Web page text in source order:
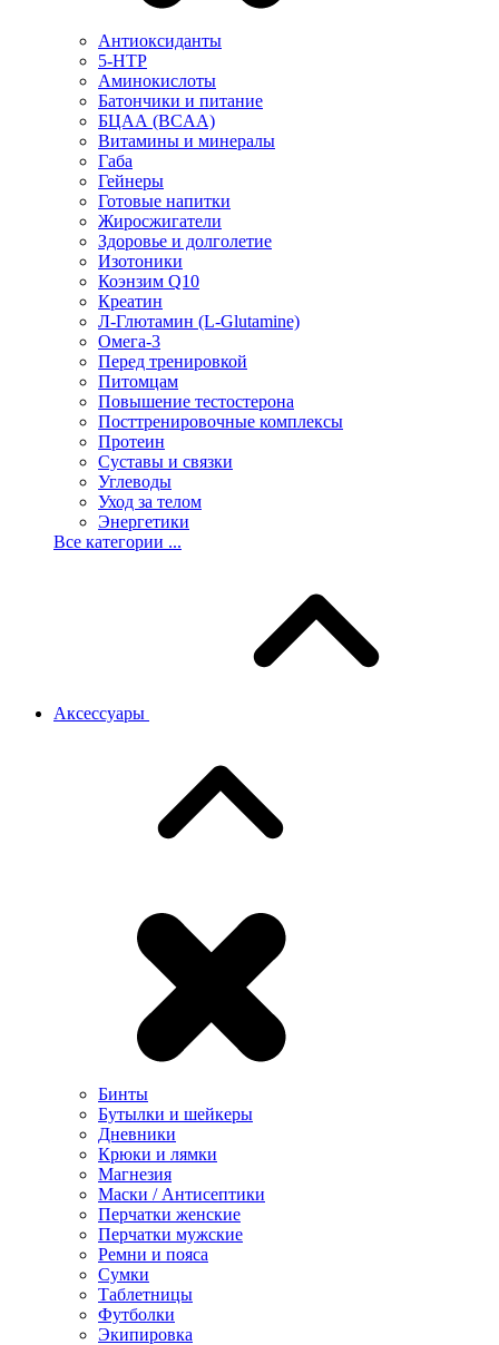
Антиоксиданты
5-HTP
Аминокислоты
Батончики и питание
БЦАА (BCAA)
Витамины и минералы
Габа
Гейнеры
Готовые напитки
Жиросжигатели
Здоровье и долголетие
Изотоники
Коэнзим Q10
Креатин
Л-Глютамин (L-Glutamine)
Омега-3
Перед тренировкой
Питомцам
Повышение тестостерона
Посттренировочные комплексы
Протеин
Суставы и связки
Углеводы
Уход за телом
Энергетики
Все категории ...
Аксессуары
Бинты
Бутылки и шейкеры
Дневники
Крюки и лямки
Магнезия
Маски / Антисептики
Перчатки женские
Перчатки мужские
Ремни и пояса
Сумки
Таблетницы
Футболки
Экипировка